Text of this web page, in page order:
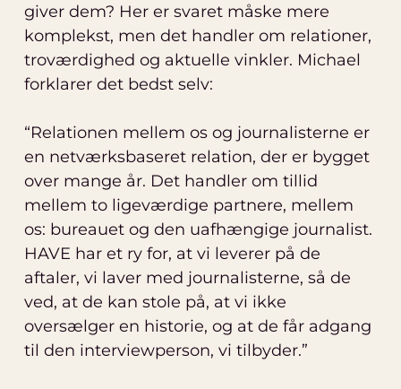
giver dem? Her er svaret måske mere
komplekst, men det handler om relationer,
troværdighed og aktuelle vinkler. Michael
forklarer det bedst selv:
“Relationen mellem os og journalisterne er
en netværksbaseret relation, der er bygget
over mange år. Det handler om tillid
mellem to ligeværdige partnere, mellem
os: bureauet og den uafhængige journalist.
HAVE har et ry for, at vi leverer på de
aftaler, vi laver med journalisterne, så de
ved, at de kan stole på, at vi ikke
oversælger en historie, og at de får adgang
til den interviewperson, vi tilbyder.”